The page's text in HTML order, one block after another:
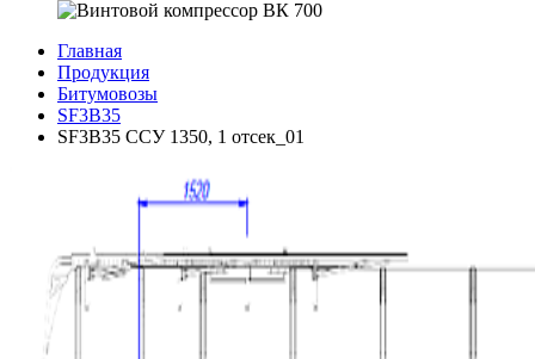
Главная
Продукция
Битумовозы
SF3B35
SF3B35 ССУ 1350, 1 отсек_01